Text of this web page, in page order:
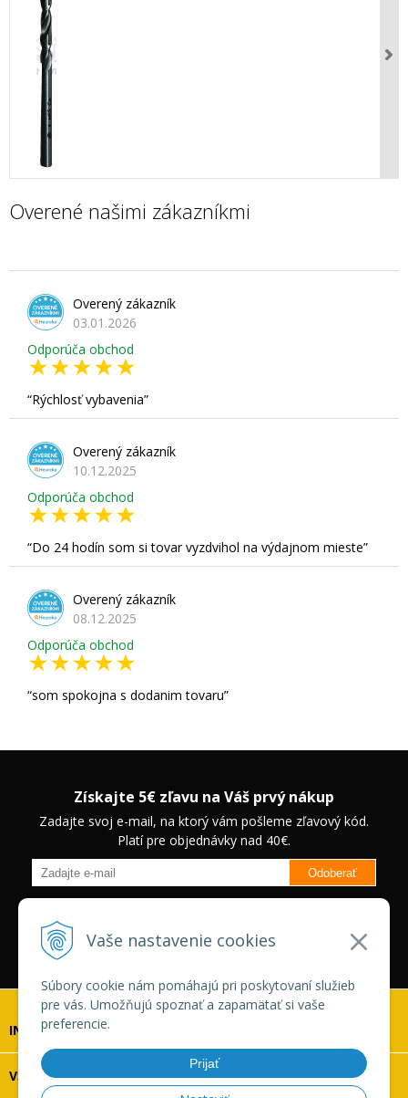
Vaše nastavenie cookies
Súbory cookie nám pomáhajú pri poskytovaní služieb
pre vás. Umožňujú spoznať a zapamätať si vaše
preferencie.
Prijať
Overené našimi zákazníkmi
Overený zákazník
03.01.2026
Odporúča obchod
Rýchlosť vybavenia
Overený zákazník
10.12.2025
Odporúča obchod
Do 24 hodín som si tovar vyzdvihol na výdajnom mieste
Overený zákazník
08.12.2025
Odporúča obchod
som spokojna s dodanim tovaru
Získajte 5€ zľavu na Váš prvý nákup
Zadajte svoj e-mail, na ktorý vám pošleme zľavový kód.
Platí pre objednávky nad 40€.
Odoberať
zľavách na vybrané produkty.
Neplatí pre Veľkoobchodných
zákazníkov.
INFOLINKA
VŠETKO O NÁKUPE